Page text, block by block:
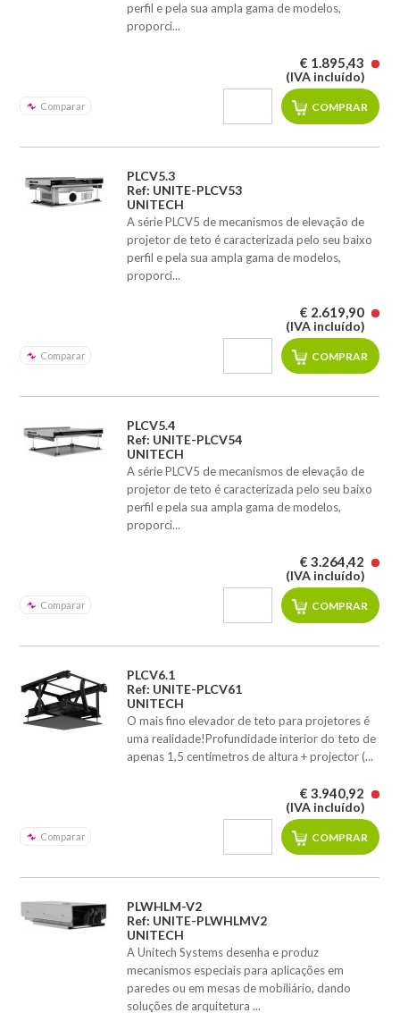
perfil e pela sua ampla gama de modelos,
proporci...
Comparar
€ 1.895,43
(IVA incluído)
PLCV5.3
Ref: UNITE-PLCV53
UNITECH
A série PLCV5 de mecanismos de elevação de
projetor de teto é caracterizada pelo seu baixo
perfil e pela sua ampla gama de modelos,
proporci...
Comparar
€ 2.619,90
(IVA incluído)
PLCV5.4
Ref: UNITE-PLCV54
UNITECH
A série PLCV5 de mecanismos de elevação de
projetor de teto é caracterizada pelo seu baixo
perfil e pela sua ampla gama de modelos,
proporci...
Comparar
€ 3.264,42
(IVA incluído)
PLCV6.1
Ref: UNITE-PLCV61
UNITECH
O mais fino elevador de teto para projetores é
uma realidade!Profundidade interior do teto de
apenas 1,5 centímetros de altura + projector (...
Comparar
€ 3.940,92
(IVA incluído)
PLWHLM-V2
Ref: UNITE-PLWHLMV2
UNITECH
A Unitech Systems desenha e produz
mecanismos especiais para aplicações em
paredes ou em mesas de mobiliário, dando
soluções de arquitetura ...